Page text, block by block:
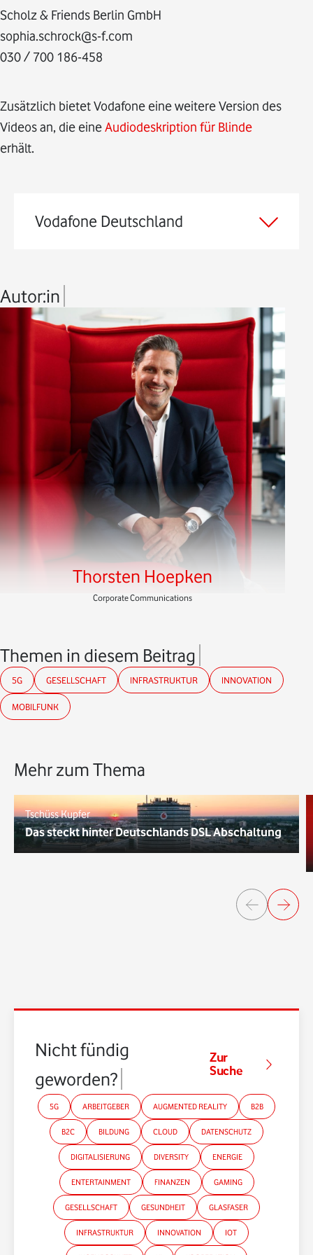
Scholz & Friends Berlin GmbH
sophia.schrock@s-f.com
030 / 700 186-458
Zusätzlich bietet Vodafone eine weitere Version des
Videos an, die eineAudiodeskription für Blinde
erhält.
Vodafone Deutschland
Autor:in
Thorsten Hoepken
Corporate Communications
Themen in diesem Beitrag
5G GESELLSCHAFT INFRASTRUKTUR INNOVATION
MOBILFUNK
Mehr zum Thema
Tschüss Kupfer
Das steckt hinter Deutschlands DSL Abschaltung
Nicht fündig
geworden?
Zur
Suche
5G ARBEITGEBER AUGMENTED REALITY B2B
B2C BILDUNG CLOUD DATENSCHUTZ
DIGITALISIERUNG DIVERSITY ENERGIE
ENTERTAINMENT FINANZEN GAMING
GESELLSCHAFT GESUNDHEIT GLASFASER
INFRASTRUKTUR INNOVATION IOT